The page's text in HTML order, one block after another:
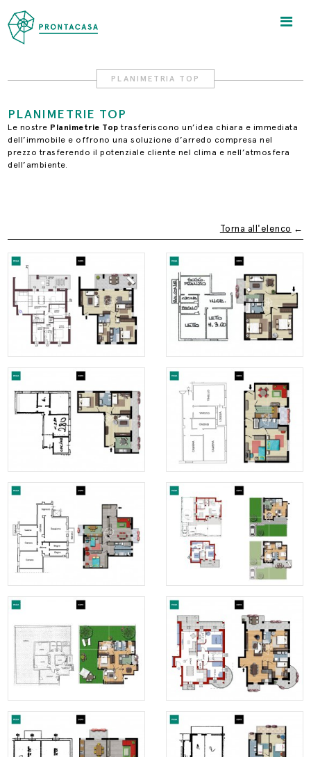
PLANIMETRIA TOP
PLANIMETRIE TOP
Le nostre Planimetrie Top trasferiscono un’idea chiara e immediata
dell’immobile e offrono una soluzione d’arredo compresa nel
prezzo trasferendo il potenziale cliente nel clima e nell’atmosfera
dell’ambiente.
Torna all'elenco ←